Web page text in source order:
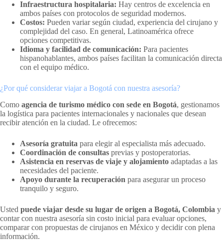
Infraestructura hospitalaria: Hay centros de excelencia en
ambos países con protocolos de seguridad modernos.
Costos: Pueden variar según ciudad, experiencia del cirujano y
complejidad del caso. En general, Latinoamérica ofrece
opciones competitivas.
Idioma y facilidad de comunicación: Para pacientes
hispanohablantes, ambos países facilitan la comunicación directa
con el equipo médico.
¿Por qué considerar viajar a Bogotá con nuestra asesoría?
Como agencia de turismo médico con sede en Bogotá, gestionamos
la logística para pacientes internacionales y nacionales que desean
recibir atención en la ciudad. Le ofrecemos:
Asesoría gratuita para elegir al especialista más adecuado.
Coordinación de consultas previas y postoperatorias.
Asistencia en reservas de viaje y alojamiento adaptadas a las
necesidades del paciente.
Apoyo durante la recuperación para asegurar un proceso
tranquilo y seguro.
Usted puede viajar desde su lugar de origen a Bogotá, Colombia y
contar con nuestra asesoría sin costo inicial para evaluar opciones,
comparar con propuestas de cirujanos en México y decidir con plena
información.